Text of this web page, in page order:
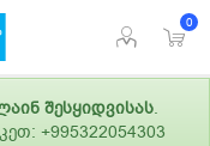
0
შესყიდვისას.
+995322054303